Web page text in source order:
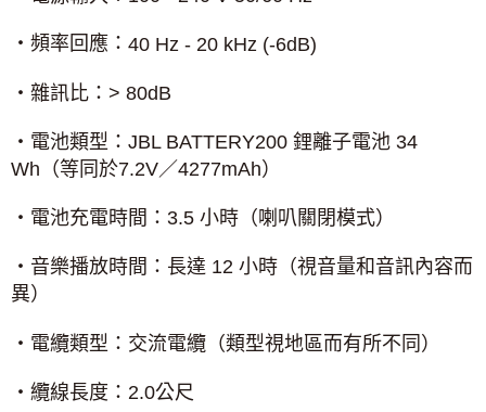
‧頻率回應： 40 Hz - 20 kHz (-6dB)
‧雜訊比： > 80dB
‧電池類型： JBL BATTERY200 鋰離子電池 34
Wh （等同於7.2V／4277mAh）
‧電池充電時間： 3.5 小時（喇叭關閉模式）
‧音樂播放時間：長達 12 小時（視音量和音訊內容而
異）
‧電纜類型：交流電纜（類型視地區而有所不同）
‧纜線長度： 2.0公尺